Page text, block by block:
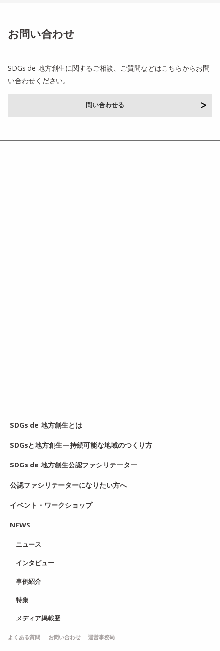
お問い合わせ
SDGs de 地方創生に関するご相談、ご質問などはこちらからお問
い合わせください。
問い合わせる
SDGs de 地方創生とは
SDGsと地方創生—持続可能な地域のつくり方
SDGs de 地方創生公認ファシリテーター
公認ファシリテーターになりたい方へ
イベント・ワークショップ
NEWS
ニュース
インタビュー
事例紹介
特集
メディア掲載歴
よくある質問 お問い合わせ 運営事務局